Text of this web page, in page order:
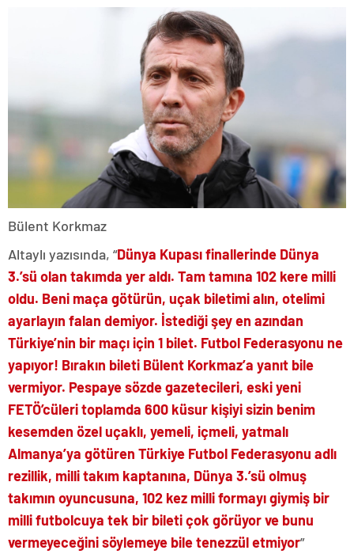
Bülent Korkmaz
Altaylı yazısında, “Dünya Kupası finallerinde Dünya
3.’sü olan takımda yer aldı. Tam tamına 102 kere milli
oldu. Beni maça götürün, uçak biletimi alın, otelimi
ayarlayın falan demiyor. İstediği şey en azından
Türkiye’nin bir maçı için 1 bilet. Futbol Federasyonu ne
yapıyor! Bırakın bileti Bülent Korkmaz’a yanıt bile
vermiyor. Pespaye sözde gazetecileri, eski yeni
FETÖ’cüleri toplamda 600 küsur kişiyi sizin benim
kesemden özel uçaklı, yemeli, içmeli, yatmalı
Almanya’ya götüren Türkiye Futbol Federasyonu adlı
rezillik, milli takım kaptanına, Dünya 3.’sü olmuş
takımın oyuncusuna, 102 kez milli formayı giymiş bir
milli futbolcuya tek bir bileti çok görüyor ve bunu
vermeyeceğini söylemeye bile tenezzül etmiyor”